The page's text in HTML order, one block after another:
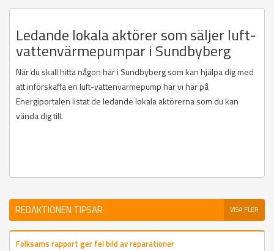
Ledande lokala aktörer som säljer luft-
vattenvärmepumpar i Sundbyberg
När du skall hitta någon här i Sundbyberg som kan hjälpa dig med
att införskaffa en luft-vattenvärmepump har vi här på
Energiportalen listat de ledande lokala aktörerna som du kan
vända dig till.
REDAKTIONEN TIPSAR VISA FLER
Folksams rapport ger fel bild av reparationer